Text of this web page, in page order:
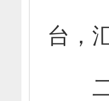
台，
二